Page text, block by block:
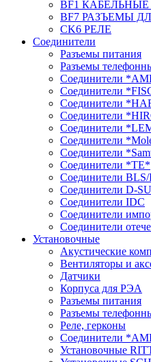
BF1
BF7 РАЗЪЕМЫ
CK6 РЕЛЕ
Соединители
Разъемы питания
Разъемы
Соединители
Соединители
Соединители
Соединители
Соединители
Соединители
Соединители
Соединители *TE*
Соединители
Соединители D-
Соединители IDC
Соединители
Соединители
Установочные
Акустические
Вентиляторы и
Датчики
Корпуса для РЭА
Разъемы питания
Разъемы
Реле, герконы
Соединители
Установочные